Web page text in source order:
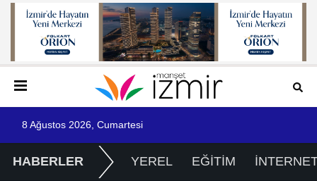
8 Ağustos 2026, Cumartesi
HABERLER YEREL EĞİTİM